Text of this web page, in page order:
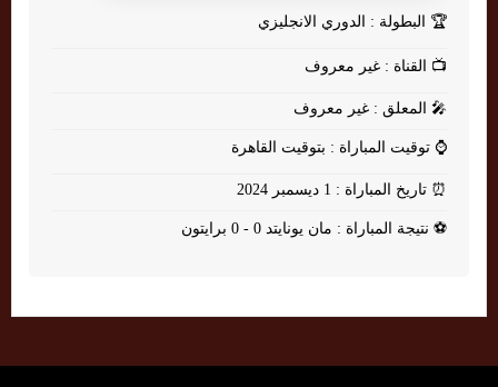
🏆 البطولة : الدوري الانجليزي
📺 القناة : غير معروف
🎤 المعلق : غير معروف
⌚ توقيت المباراة : بتوقيت القاهرة
⏰ تاريخ المباراة : 1 ديسمبر 2024
⚽ نتيجة المباراة : مان يونايتد 0 - 0 برايتون